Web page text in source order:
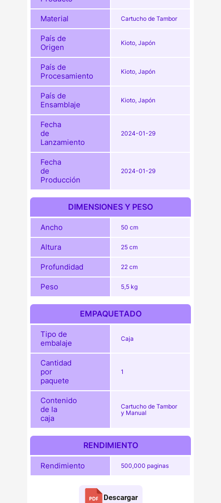
Material Cartucho de Tambor
País de
Origen
Kioto, Japón
País de
Procesamiento
Kioto, Japón
País de
Ensamblaje
Kioto, Japón
Fecha
de
Lanzamiento
2024-01-29
Fecha
de
Producción
2024-01-29
DIMENSIONES Y PESO
Ancho 50 cm
Altura 25 cm
Profundidad 22 cm
Peso 5,5 kg
EMPAQUETADO
Tipo de
embalaje
Caja
Cantidad
por
paquete
1
Contenido
de la
caja
Cartucho de Tambor
y Manual
RENDIMIENTO
Rendimiento 500,000 paginas
Descargar